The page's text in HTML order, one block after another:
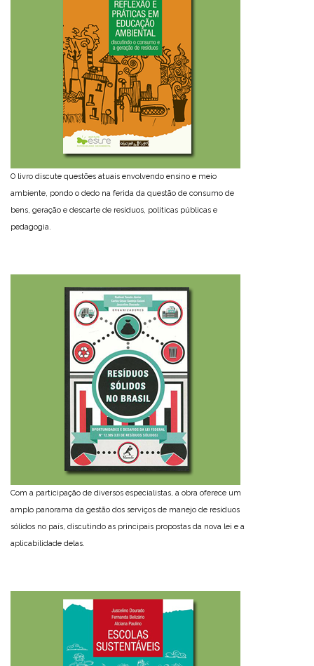
O livro discute questões atuais envolvendo ensino e meio
ambiente, pondo o dedo na ferida da questão de consumo de
bens, geração e descarte de resíduos, políticas públicas e
pedagogia.
Com a participação de diversos especialistas, a obra oferece um
amplo panorama da gestão dos serviços de manejo de resíduos
sólidos no país, discutindo as principais propostas da nova lei e a
aplicabilidade delas.